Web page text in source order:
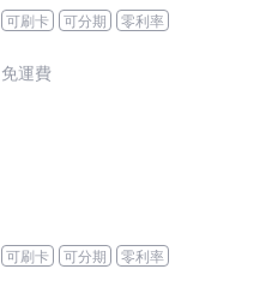
可刷卡 可分期 零利率
免運費
可刷卡 可分期 零利率